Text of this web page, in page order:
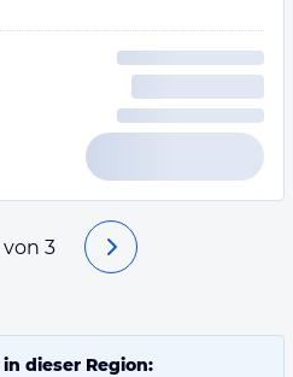
von 3
dieser Region: